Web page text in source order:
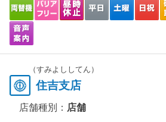
（すみよししてん）
住吉支店
店舗種別： 店舗